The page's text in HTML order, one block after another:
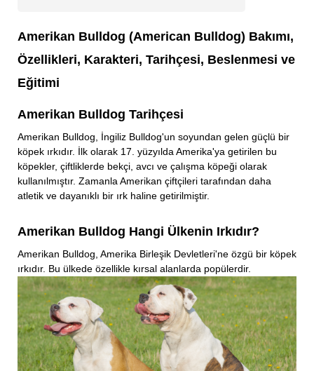
Amerikan Bulldog (American Bulldog) Bakımı,
Özellikleri, Karakteri, Tarihçesi, Beslenmesi ve
Eğitimi
Amerikan Bulldog Tarihçesi
Amerikan Bulldog, İngiliz Bulldog'un soyundan gelen güçlü bir
köpek ırkıdır. İlk olarak 17. yüzyılda Amerika'ya getirilen bu
köpekler, çiftliklerde bekçi, avcı ve çalışma köpeği olarak
kullanılmıştır. Zamanla Amerikan çiftçileri tarafından daha
atletik ve dayanıklı bir ırk haline getirilmiştir.
Amerikan Bulldog Hangi Ülkenin Irkıdır?
Amerikan Bulldog, Amerika Birleşik Devletleri'ne özgü bir köpek
ırkıdır. Bu ülkede özellikle kırsal alanlarda popülerdir.